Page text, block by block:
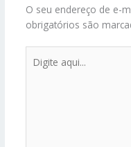
O seu endereço de e-
obrigatórios são
aqui...